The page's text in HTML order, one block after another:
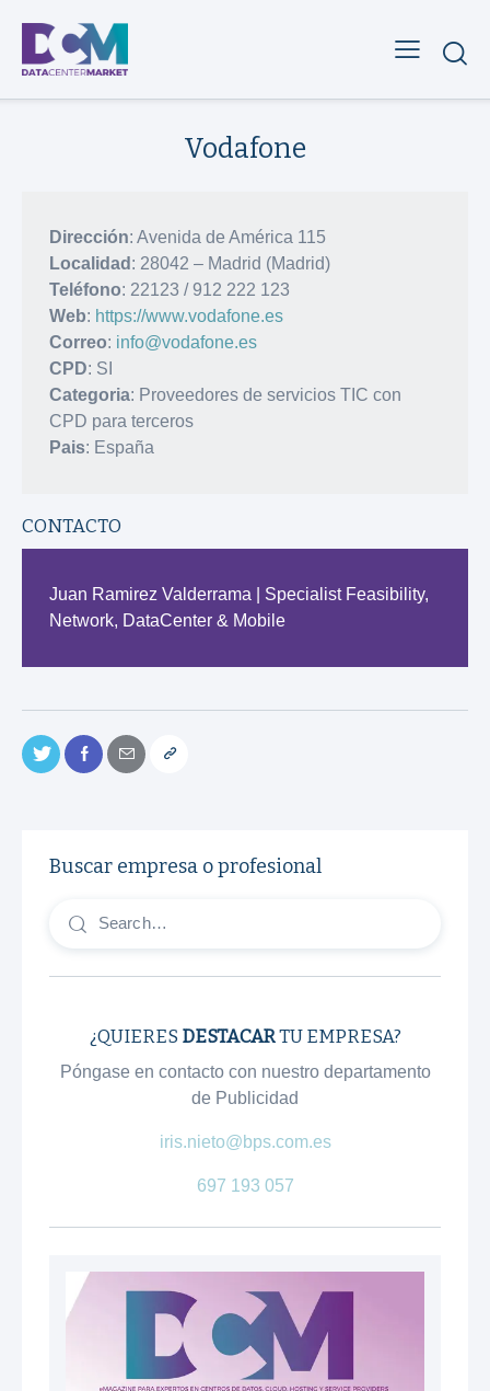
Vodafone
Dirección: Avenida de América 115
Localidad : 28042 – Madrid (Madrid)
Teléfono: 22123 / 912 222 123
Web: https://www.vodafone.es
Correo: info@vodafone.es
CPD: SI
Categoria: Proveedores de servicios TIC con
CPD para terceros
Pais: España
CONTACTO
Juan Ramirez Valderrama | Specialist Feasibility,
Network, DataCenter & Mobile
Buscar empresa o profesional
¿QUIERES DESTACARTU EMPRESA?
Póngase en contacto con nuestro departamento
de Publicidad
iris.nieto@bps.com.es
697 193 057